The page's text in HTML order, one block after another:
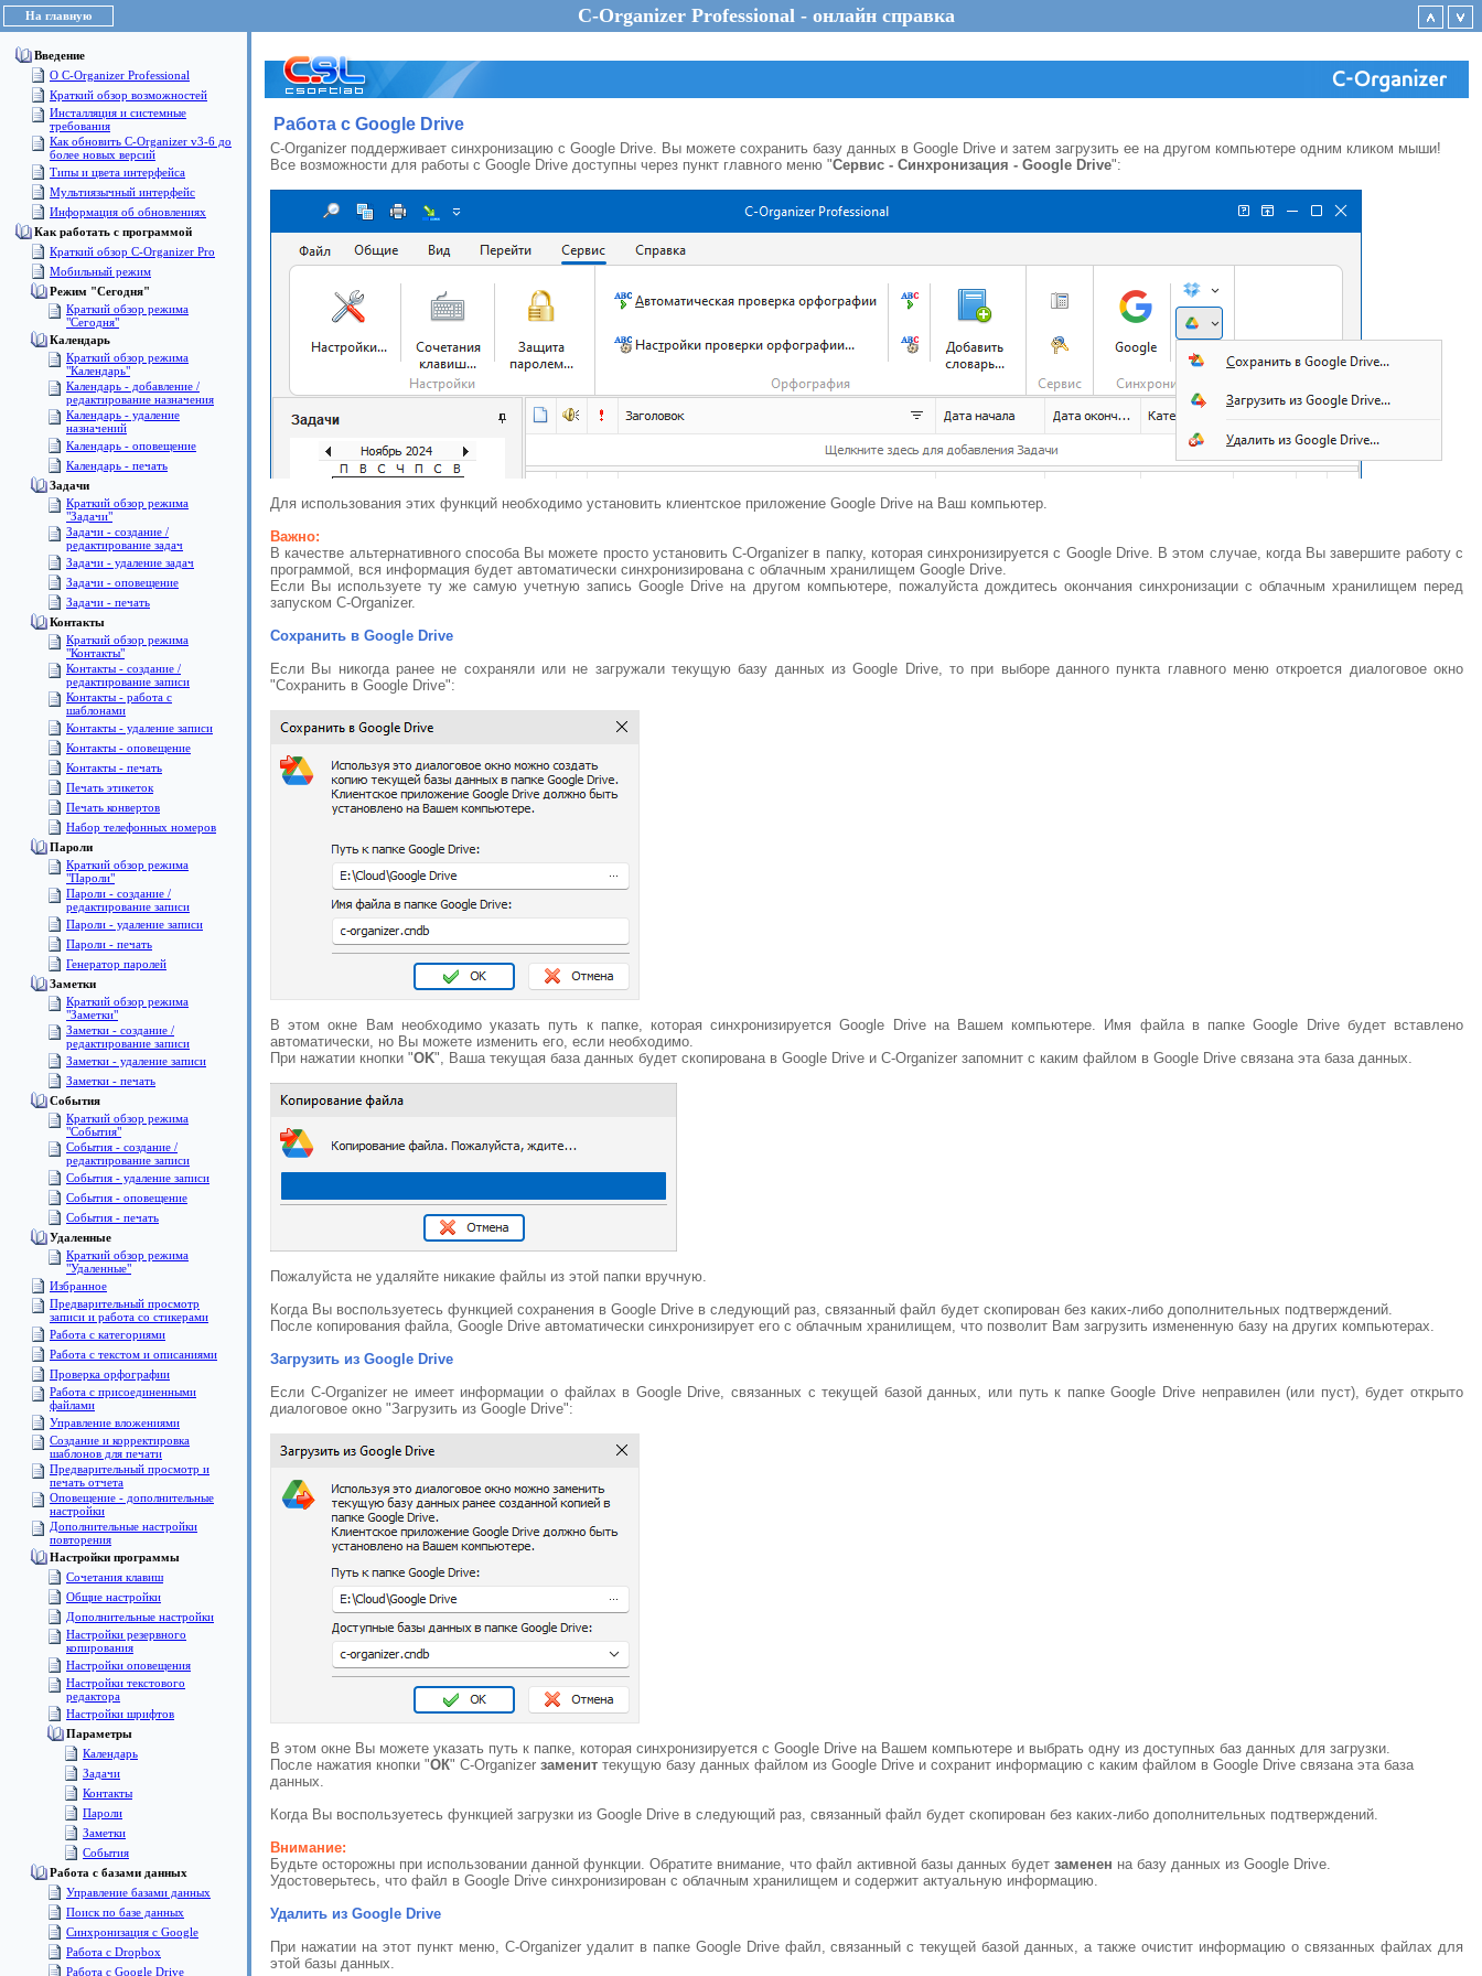
На главную C-Organizer Professional - онлайн справка
Введение
О C-Organizer Professional
Краткий обзор возможностей
Инсталляция и системные
требования
Как обновить C-Organizer v3-6 до
более новых версий
Типы и цвета интерфейса
Мультиязычный интерфейс
Информация об обновлениях
Как работать с программой
Краткий обзор C-Organizer Pro
Мобильный режим
Режим "Сегодня"
Краткий обзор режима
"Сегодня"
Календарь
Краткий обзор режима
"Календарь"
Календарь - добавление /
редактирование назначения
Календарь - удаление
назначений
Календарь - оповещение
Календарь - печать
Задачи
Краткий обзор режима
"Задачи"
Задачи - создание /
редактирование задач
Задачи - удаление задач
Задачи - оповещение
Задачи - печать
Контакты
Краткий обзор режима
"Контакты"
Контакты - создание /
редактирование записи
Контакты - работа с
шаблонами
Контакты - удаление записи
Контакты - оповещение
Контакты - печать
Печать этикеток
Печать конвертов
Набор телефонных номеров
Пароли
Краткий обзор режима
"Пароли"
Пароли - создание /
редактирование записи
Пароли - удаление записи
Пароли - печать
Генератор паролей
Заметки
Краткий обзор режима
"Заметки"
Заметки - создание /
редактирование записи
Заметки - удаление записи
Заметки - печать
События
Краткий обзор режима
"События"
События - создание /
редактирование записи
События - удаление записи
События - оповещение
События - печать
Удаленные
Краткий обзор режима
"Удаленные"
Избранное
Предварительный просмотр
записи и работа со стикерами
Работа с категориями
Pабота с текстом и описаниями
Проверка орфографии
Работа с присоединенными
файлами
Управление вложениями
Создание и корректировка
шаблонов для печати
Предварительный просмотр и
печать отчета
Оповещение - дополнительные
настройки
Дополнительные настройки
повторения
Настройки программы
Сочетания клавиш
Общие настройки
Дополнительные настройки
Настройки резервного
копирования
Настройки оповещения
Настройки текстового
редактора
Настройки шрифтов
Параметры
Календарь
Задачи
Контакты
Пароли
Заметки
События
Pабота с базами данных
Управление базами данных
Поиск по базе данных
Синхронизация с Google
Работа с Dropbox
Работа с Google Drive
Работа с Google Drive
C-Organizer поддерживает синхронизацию с Google Drive. Вы можете сохранить базу данных в Google Drive и затем загрузить ее на другом компьютере одним кликом мыши!
Все возможности для работы с Google Drive доступны через пункт главного меню "Сервис - Синхронизация - Google Drive":
Для использования этих функций необходимо установить клиентское приложение Google Drive на Ваш компьютер.
Важно:
В качестве альтернативного способа Вы можете просто установить C-Organizer в папку, которая синхронизируется с Google Drive. В этом случае, когда Вы завершите работу с
программой, вся информация будет автоматически синхронизирована с облачным хранилищем Google Drive.
Если Вы используете ту же самую учетную запись Google Drive на другом компьютере, пожалуйста дождитесь окончания синхронизации с облачным хранилищем перед
запуском C-Organizer.
Сохранить в Google Drive
Если Вы никогда ранее не сохраняли или не загружали текущую базу данных из Google Drive, то при выборе данного пункта главного меню откроется диалоговое окно
"Сохранить в Google Drive":
В этом окне Вам необходимо указать путь к папке, которая синхронизируется Google Drive на Вашем компьютере. Имя файла в папке Google Drive будет вставлено
автоматически, но Вы можете изменить его, если необходимо.
При нажатии кнопки "OK", Ваша текущая база данных будет скопирована в Google Drive и C-Organizer запомнит с каким файлом в Google Drive связана эта база данных.
Пожалуйста не удаляйте никакие файлы из этой папки вручную.
Когда Вы воспользуетесь функцией сохранения в Google Drive в следующий раз, связанный файл будет скопирован без каких-либо дополнительных подтверждений.
После копирования файла, Google Drive автоматически синхронизирует его с облачным хранилищем, что позволит Вам загрузить измененную базу на других компьютерах.
Загрузить из Google Drive
Если C-Organizer не имеет информации о файлах в Google Drive, связанных с текущей базой данных, или путь к папке Google Drive неправилен (или пуст), будет открыто
диалоговое окно "Загрузить из Google Drive":
В этом окне Вы можете указать путь к папке, которая синхронизируется с Google Drive на Вашем компьютере и выбрать одну из доступных баз данных для загрузки.
После нажатия кнопки "ОК" C-Organizer заменит текущую базу данных файлом из Google Drive и сохранит информацию с каким файлом в Google Drive связана эта база
данных.
Когда Вы воспользуетесь функцией загрузки из Google Drive в следующий раз, связанный файл будет скопирован без каких-либо дополнительных подтверждений.
Внимание:
Будьте осторожны при использовании данной функции. Обратите внимание, что файл активной базы данных будет заменен на базу данных из Google Drive.
Удостоверьтесь, что файл в Google Drive синхронизирован с облачным хранилищем и содержит актуальную информацию.
Удалить из Google Drive
При нажатии на этот пункт меню, C-Organizer удалит в папке Google Drive файл, связанный с текущей базой данных, а также очистит информацию о связанных файлах для
этой базы данных.